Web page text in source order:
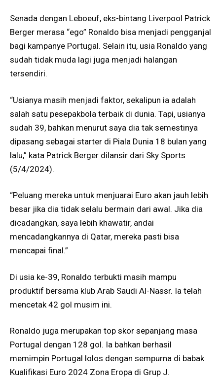
Senada dengan Leboeuf, eks-bintang Liverpool Patrick
Berger merasa “ego” Ronaldo bisa menjadi pengganjal
bagi kampanye Portugal. Selain itu, usia Ronaldo yang
sudah tidak muda lagi juga menjadi halangan
tersendiri.
“Usianya masih menjadi faktor, sekalipun ia adalah
salah satu pesepakbola terbaik di dunia. Tapi, usianya
sudah 39, bahkan menurut saya dia tak semestinya
dipasang sebagai starter di Piala Dunia 18 bulan yang
lalu,” kata Patrick Berger dilansir dari Sky Sports
(5/4/2024).
“Peluang mereka untuk menjuarai Euro akan jauh lebih
besar jika dia tidak selalu bermain dari awal. Jika dia
dicadangkan, saya lebih khawatir, andai
mencadangkannya di Qatar, mereka pasti bisa
mencapai final.”
Di usia ke-39, Ronaldo terbukti masih mampu
produktif bersama klub Arab Saudi Al-Nassr. Ia telah
mencetak 42 gol musim ini.
Ronaldo juga merupakan top skor sepanjang masa
Portugal dengan 128 gol. Ia bahkan berhasil
memimpin Portugal lolos dengan sempurna di babak
Kualifikasi Euro 2024 Zona Eropa di Grup J.